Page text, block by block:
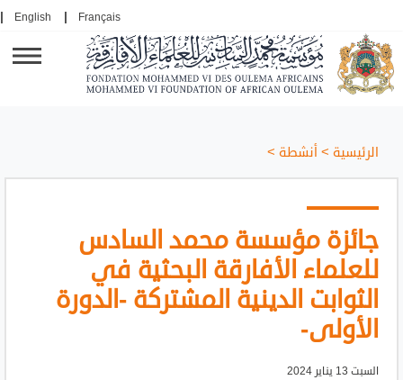
Français
English
الرئيسية >أنشطة >
جائزة مؤسسة محمد السادس
للعلماء الأفارقة البحثية في
الثوابت الدينية المشتركة -الدورة
الأولى-
السبت 13 يناير 2024